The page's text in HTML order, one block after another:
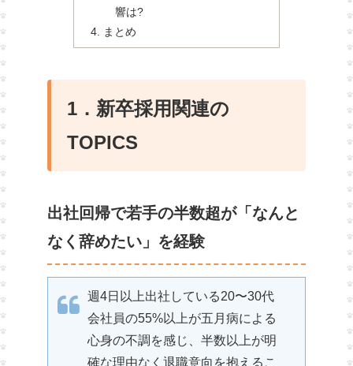
響は?
まとめ
1．新卒採用関連の
TOPICS
出社回帰で若手の半数超が「なんと
なく辞めたい」を経験
週4日以上出社している20〜30代
会社員の55%以上が五月病による
心身の不調を感じ、半数以上が明
確な理由なく退職意向を抱えるこ